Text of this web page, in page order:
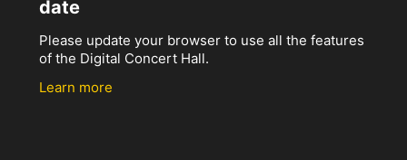
date
Please update your browser to use all the features
of the Digital Concert Hall.
Learn more